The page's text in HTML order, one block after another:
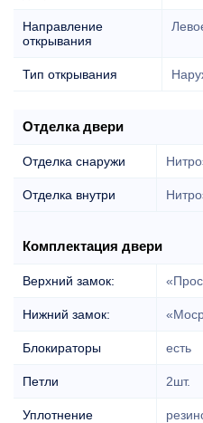
Направление
открывания
Тип открывания
Отделка двери
Отделка снаружи
Отделка внутри
Комплектация двери
Верхний замок:
Нижний замок:
Блокираторы есть
Петли 2шт.
Уплотнение